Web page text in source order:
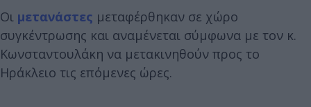
Οι μετανάστες μεταφέρθηκαν σε χώρο
συγκέντρωσης και αναμένεται σύμφωνα με τον κ.
Κωνσταντουλάκη να μετακινηθούν προς το
Ηράκλειο τις επόμενες ώρες.